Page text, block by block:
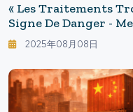
« Les Traitements
Signe De Danger -
Droit » Des Soins
Éliminer Le «
Système De Licences.
2025年08月08日